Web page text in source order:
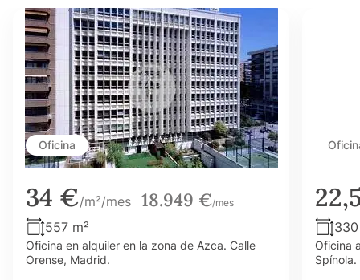
Oficina
34 €/m²/mes 18.949 €/mes
557 m²
Oficina en alquiler en la zona de Azca. Calle
Orense, Madrid.
Oficina
Spínola.